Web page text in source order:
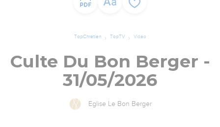
TopChrétien TopTV Vidéo
Culte Du Bon Berger -
31/05/2026
Eglise Le Bon Berger